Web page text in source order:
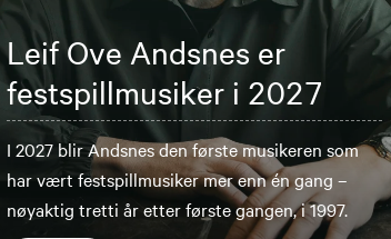
Leif Ove Andsnes er
festspillmusiker i 2027
I 2027 blir Andsnes den første musikeren som
har vært festspillmusiker mer enn én gang –
nøyaktig tretti år etter første gangen, i 1997.